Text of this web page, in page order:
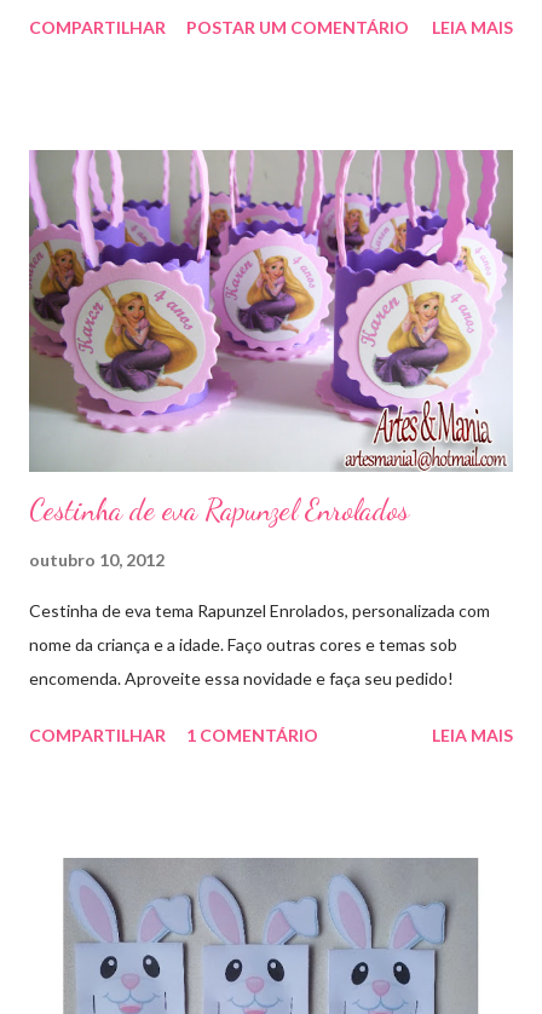
COMPARTILHAR POSTAR UM COMENTÁRIO LEIA MAIS
Cestinha de eva Rapunzel Enrolados
outubro 10, 2012
Cestinha de eva tema Rapunzel Enrolados, personalizada com
nome da criança e a idade. Faço outras cores e temas sob
encomenda. Aproveite essa novidade e faça seu pedido!
COMPARTILHAR 1 COMENTÁRIO LEIA MAIS